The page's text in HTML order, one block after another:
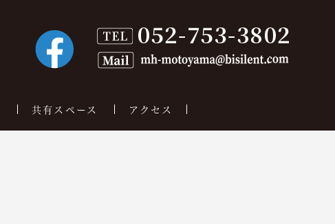
共有スペース アクセス